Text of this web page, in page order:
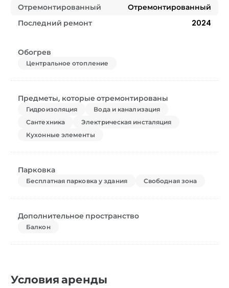
Отремонтированный
Отремонтированный
Последний ремонт
2024
Обогрев
Центральное отопление
Предметы, которые отремонтированы
Гидроизоляция
Вода и канализация
Сантехника
Электрическая инсталяция
Кухонные элементы
Парковка
Бесплатная парковка у здания Свободная зона
Дополнительное пространство
Балкон
Условия аренды